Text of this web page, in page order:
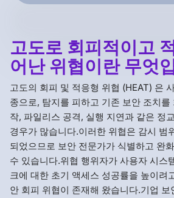
고도로 회피적이고
어난 위협이란 무엇
고도의 회피 및 적응형 위협 (HEAT) 은
종으로, 탐지를 피하고 기존 보안 조치
작, 파일리스 공격, 실행 지연과 같은 정
경우가 많습니다.이러한 위협은 감시 범
되었으므로 보안 전문가가 식별하고 완
수 있습니다.위협 행위자가 사용자 시스
크에 대한 초기 액세스 성공률을 높이려
안 회피 위협이 존재해 왔습니다.기업